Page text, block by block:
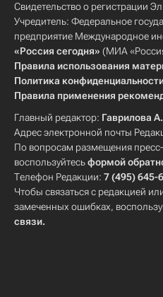
Свидетельство о регистрации
Учредитель: Федеральное
предприятие Международное
«Россия сегодня» (МИА
Правила использования
Политика
Правила применения
Главный редактор: Гаврилова
Адрес электронной почты
По вопросам размещения
воспользуйтесьформой
Телефон Редакции: 7 (495) 645-
Чтобы связаться с редакцией
замеченных ошибках,
связи.